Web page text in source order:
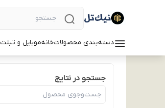
دسته‌بندی محصولاتخانهموبایل و تبلت
جستجو در نتایج